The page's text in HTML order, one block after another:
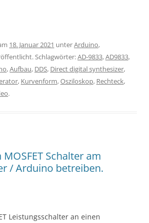
18. Januar 2021 unterArduino,
Schlagwörter:AD-9833,AD9833,
,Aufbau, DDS, Direct digital synthesizer,
, Kurvenform,Osziloskop, Rechteck,
.
Schalter am
/ Arduino betreiben.
Leistungsschalter an einen